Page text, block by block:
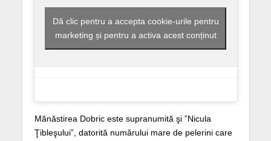
Dă clic pentru a accepta cookie-urile pentru
marketing și pentru a activa acest conținut
Mănăstirea Dobric este supranumită şi ”Nicula
Ţibleşului”, datorită numărului mare de pelerini care